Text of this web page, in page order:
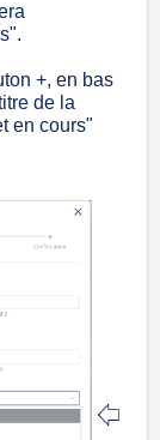
+, en bas
de la
en cours"